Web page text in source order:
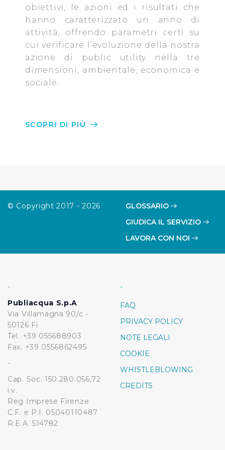
Cliccando su "Personalizza" l’Utente può gestire
direttamente le proprie preferenze selezionando i
singoli cookie desiderati e le terze parti destinatarie
della condivisione di informazioni sopra indicata.
Cliccando su "Rifiuta" o sulla "X" posizionata in alto a
destra in questo banner l’Utente rifiuta tutti i cookie con
impostazioni di default e dunque la continuazione della
obiettivi, le azioni ed i risultati che
hanno caratterizzato un anno di
attività, offrendo parametri certi su
cui verificare l’evoluzione della nostra
azione di public utility nella tre
dimensioni, ambientale, economica e
sociale.
SCOPRI DI PIÙ
© Copyright 2017 - 2026
GLOSSARIO
GIUDICA IL SERVIZIO
LAVORA CON NOI
-
Publiacqua S.p.A
Via Villamagna 90/c -
50126 Fi
Tel. +39 055688903
Fax. +39 0556862495
-
Cap. Soc. 150.280.056,72
i.v.
Reg Imprese Firenze
C.F. e P.I. 05040110487
R.E.A. 514782
-
FAQ
PRIVACY POLICY
NOTE LEGALI
COOKIE
WHISTLEBLOWING
CREDITS